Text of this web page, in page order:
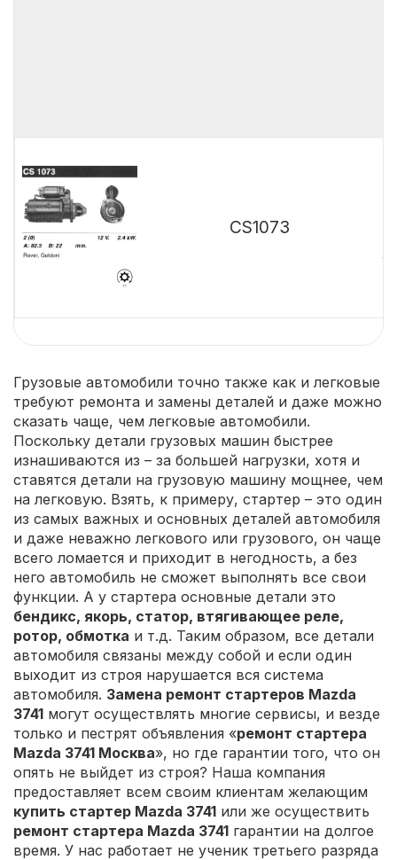
CS1073
Грузовые автомобили точно также как и легковые
требуют ремонта и замены деталей и даже можно
сказать чаще, чем легковые автомобили.
Поскольку детали грузовых машин быстрее
изнашиваются из – за большей нагрузки, хотя и
ставятся детали на грузовую машину мощнее, чем
на легковую. Взять, к примеру, стартер – это один
из самых важных и основных деталей автомобиля
и даже неважно легкового или грузового, он чаще
всего ломается и приходит в негодность, а без
него автомобиль не сможет выполнять все свои
функции. А у стартера основные детали это
бендикс, якорь, статор, втягивающее реле,
ротор, обмотка и т.д. Таким образом, все детали
автомобиля связаны между собой и если один
выходит из строя нарушается вся система
автомобиля. Замена ремонт стартеров Mazda
3741 могут осуществлять многие сервисы, и везде
только и пестрят объявления «ремонт стартера
Mazda 3741 Москва», но где гарантии того, что он
опять не выйдет из строя? Наша компания
предоставляет всем своим клиентам желающим
купить стартер Mazda 3741 или же осуществить
ремонт стартера Mazda 3741 гарантии на долгое
время. У нас работает не ученик третьего разряда